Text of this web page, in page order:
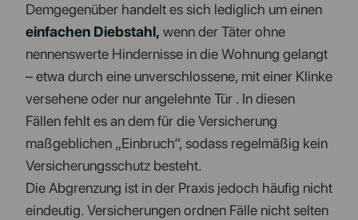
Demgegenüber handelt es sich lediglich um einen
einfachen Diebstahl, wenn der Täter ohne
nennenswerte Hindernisse in die Wohnung gelangt
– etwa durch eine unverschlossene, mit einer Klinke
versehene oder nur angelehnte Tür . In diesen
Fällen fehlt es an dem für die Versicherung
maßgeblichen „Einbruch“, sodass regelmäßig kein
Versicherungsschutz besteht.
Die Abgrenzung ist in der Praxis jedoch häufig nicht
eindeutig. Versicherungen ordnen Fälle nicht selten